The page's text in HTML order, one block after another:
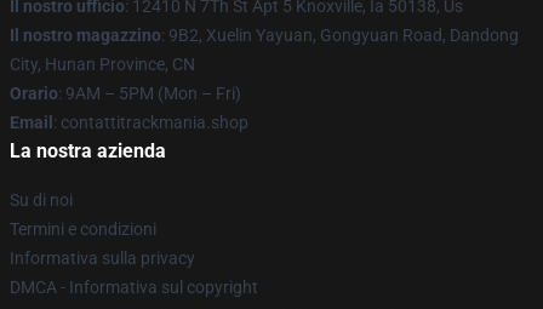
Il nostro ufficio: 12410 N 7Th St Apt 5 Knoxville, Ia 50138, Us
Il nostro magazzino: 9B2, Xuelin Yayuan, Gongyuan Road, Dandong
City, Hunan Province, CN
Orario: 9AM – 5PM (Mon – Fri)
Email : contattitrackmania.shop
La nostra azienda
Su di noi
Termini e condizioni
Informativa sulla privacy
DMCA - Informativa sul copyright